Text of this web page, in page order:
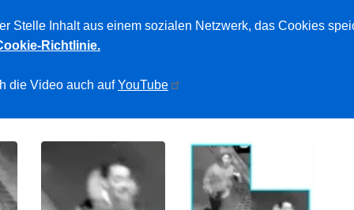
Stelle Inhalt aus einem sozialen Netzwerk, das Cookies
Richtlinie.
die Video auch aufYouTube